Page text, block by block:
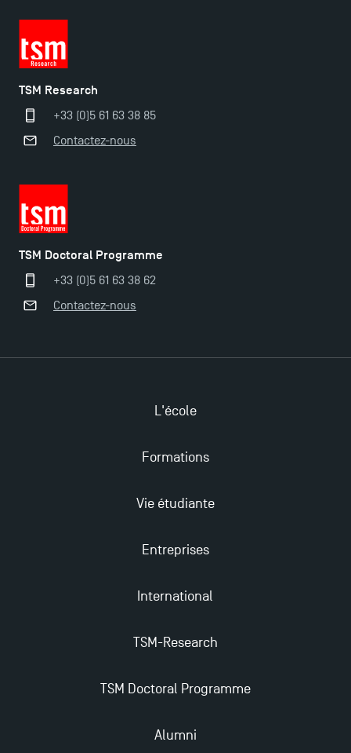
TSM Doctoral Programme
Programme et le Master Finance en décembre
Trouvez votre Master pour l’année 2024-2025
Candidatez en Licence 2 et Licence 3 pour l’année
TSM Research
+33 (0)5 61 63 38 85
Contactez-nous
TSM Doctoral Programme
+33 (0)5 61 63 38 62
Contactez-nous
L'école
Formations
Vie étudiante
Entreprises
International
TSM-Research
TSM Doctoral Programme
Alumni